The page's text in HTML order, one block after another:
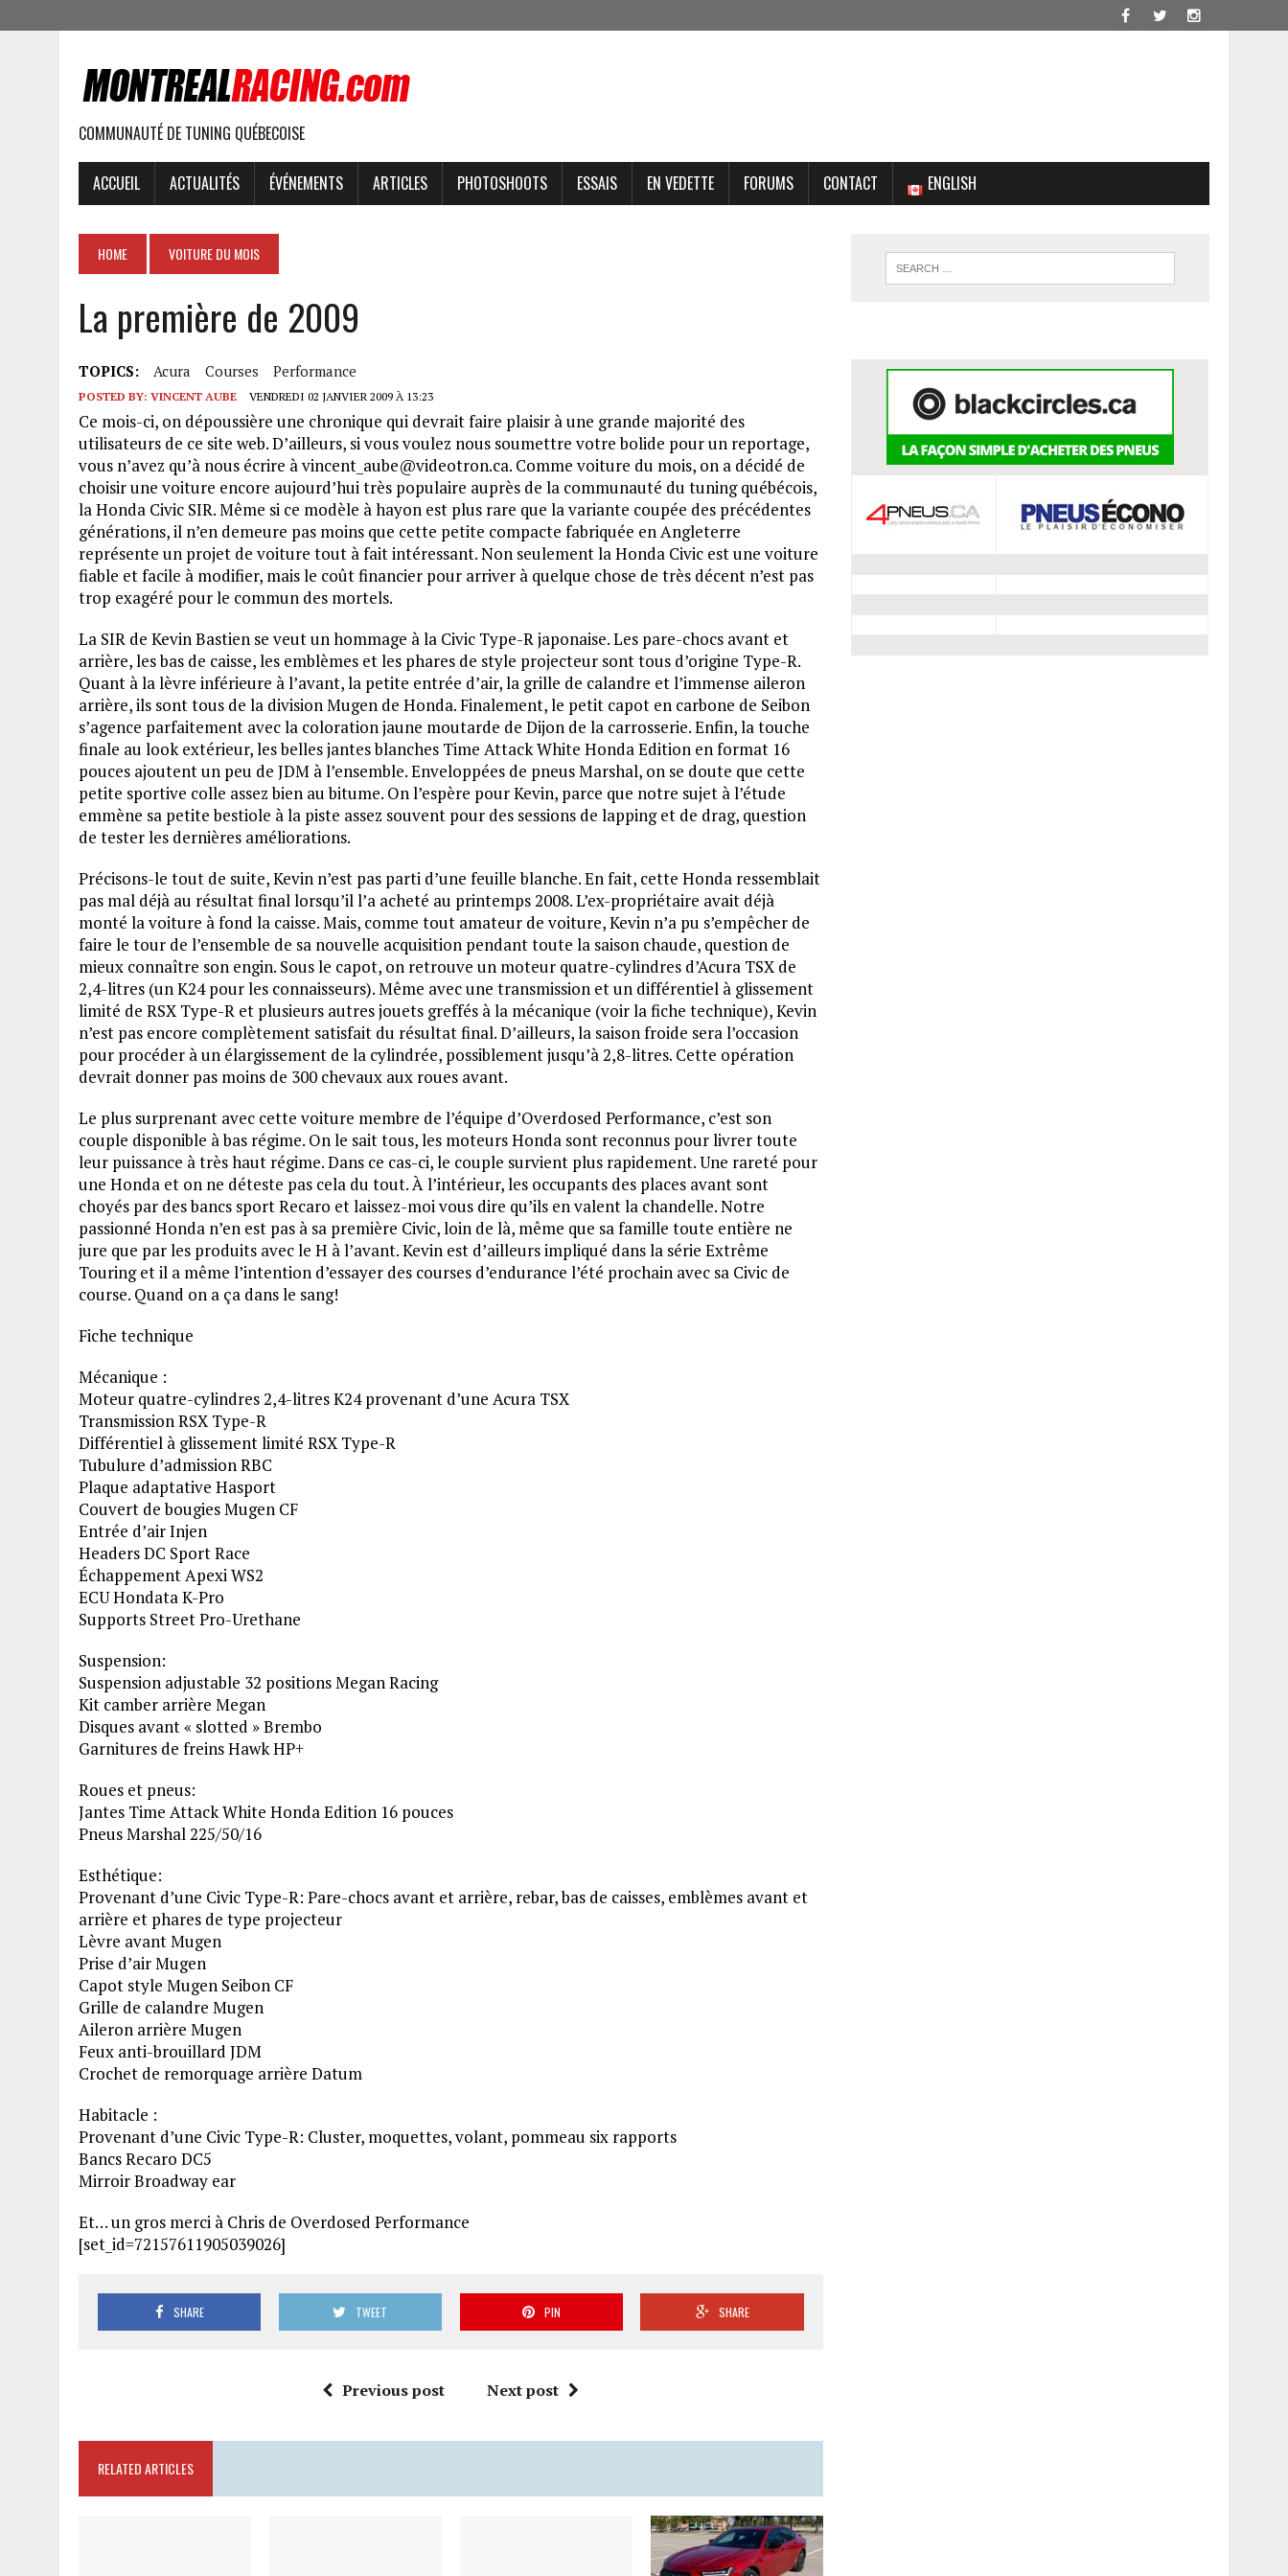
COMMUNAUTÉ DE TUNING QUÉBECOISE
ACCUEIL ACTUALITÉS ÉVÉNEMENTS ARTICLES PHOTOSHOOTS ESSAIS EN VEDETTE FORUMS CONTACT ENGLISH
HOME VOITURE DU MOIS
La première de 2009
TOPICS: Acura Courses Performance
POSTED BY: VINCENT AUBE VENDREDI 02 JANVIER 2009 À 13:23
Ce mois-ci, on dépoussière une chronique qui devrait faire plaisir à une grande majorité des
utilisateurs de ce site web. D’ailleurs, si vous voulez nous soumettre votre bolide pour un reportage,
vous n’avez qu’à nous écrire à vincent_aube@videotron.ca. Comme voiture du mois, on a décidé de
choisir une voiture encore aujourd’hui très populaire auprès de la communauté du tuning québécois,
la Honda Civic SIR. Même si ce modèle à hayon est plus rare que la variante coupée des précédentes
générations, il n’en demeure pas moins que cette petite compacte fabriquée en Angleterre
représente un projet de voiture tout à fait intéressant. Non seulement la Honda Civic est une voiture
fiable et facile à modifier, mais le coût financier pour arriver à quelque chose de très décent n’est pas
trop exagéré pour le commun des mortels.
La SIR de Kevin Bastien se veut un hommage à la Civic Type-R japonaise. Les pare-chocs avant et
arrière, les bas de caisse, les emblèmes et les phares de style projecteur sont tous d’origine Type-R.
Quant à la lèvre inférieure à l’avant, la petite entrée d’air, la grille de calandre et l’immense aileron
arrière, ils sont tous de la division Mugen de Honda. Finalement, le petit capot en carbone de Seibon
s’agence parfaitement avec la coloration jaune moutarde de Dijon de la carrosserie. Enfin, la touche
finale au look extérieur, les belles jantes blanches Time Attack White Honda Edition en format 16
pouces ajoutent un peu de JDM à l’ensemble. Enveloppées de pneus Marshal, on se doute que cette
petite sportive colle assez bien au bitume. On l’espère pour Kevin, parce que notre sujet à l’étude
emmène sa petite bestiole à la piste assez souvent pour des sessions de lapping et de drag, question
de tester les dernières améliorations.
Précisons-le tout de suite, Kevin n’est pas parti d’une feuille blanche. En fait, cette Honda ressemblait
pas mal déjà au résultat final lorsqu’il l’a acheté au printemps 2008. L’ex-propriétaire avait déjà
monté la voiture à fond la caisse. Mais, comme tout amateur de voiture, Kevin n’a pu s’empêcher de
faire le tour de l’ensemble de sa nouvelle acquisition pendant toute la saison chaude, question de
mieux connaître son engin. Sous le capot, on retrouve un moteur quatre-cylindres d’Acura TSX de
2,4-litres (un K24 pour les connaisseurs). Même avec une transmission et un différentiel à glissement
limité de RSX Type-R et plusieurs autres jouets greffés à la mécanique (voir la fiche technique), Kevin
n’est pas encore complètement satisfait du résultat final. D’ailleurs, la saison froide sera l’occasion
pour procéder à un élargissement de la cylindrée, possiblement jusqu’à 2,8-litres. Cette opération
devrait donner pas moins de 300 chevaux aux roues avant.
Le plus surprenant avec cette voiture membre de l’équipe d’Overdosed Performance, c’est son
couple disponible à bas régime. On le sait tous, les moteurs Honda sont reconnus pour livrer toute
leur puissance à très haut régime. Dans ce cas-ci, le couple survient plus rapidement. Une rareté pour
une Honda et on ne déteste pas cela du tout. À l’intérieur, les occupants des places avant sont
choyés par des bancs sport Recaro et laissez-moi vous dire qu’ils en valent la chandelle. Notre
passionné Honda n’en est pas à sa première Civic, loin de là, même que sa famille toute entière ne
jure que par les produits avec le H à l’avant. Kevin est d’ailleurs impliqué dans la série Extrême
Touring et il a même l’intention d’essayer des courses d’endurance l’été prochain avec sa Civic de
course. Quand on a ça dans le sang!
Fiche technique
Mécanique :
Moteur quatre-cylindres 2,4-litres K24 provenant d’une Acura TSX
Transmission RSX Type-R
Différentiel à glissement limité RSX Type-R
Tubulure d’admission RBC
Plaque adaptative Hasport
Couvert de bougies Mugen CF
Entrée d’air Injen
Headers DC Sport Race
Échappement Apexi WS2
ECU Hondata K-Pro
Supports Street Pro-Urethane
Suspension:
Suspension adjustable 32 positions Megan Racing
Kit camber arrière Megan
Disques avant « slotted » Brembo
Garnitures de freins Hawk HP+
Roues et pneus:
Jantes Time Attack White Honda Edition 16 pouces
Pneus Marshal 225/50/16
Esthétique:
Provenant d’une Civic Type-R: Pare-chocs avant et arrière, rebar, bas de caisses, emblèmes avant et
arrière et phares de type projecteur
Lèvre avant Mugen
Prise d’air Mugen
Capot style Mugen Seibon CF
Grille de calandre Mugen
Aileron arrière Mugen
Feux anti-brouillard JDM
Crochet de remorquage arrière Datum
Habitacle :
Provenant d’une Civic Type-R: Cluster, moquettes, volant, pommeau six rapports
Bancs Recaro DC5
Mirroir Broadway ear
Et… un gros merci à Chris de Overdosed Performance
[set_id=72157611905039026]
SHARE TWEET PIN SHARE
Previous post Next post
RELATED ARTICLES